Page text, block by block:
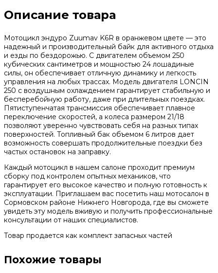
Описание товара
Мотоцикл эндуро Zuumav K6R в оранжевом цвете — это
надежный и производительный байк для активного отдыха
и езды по бездорожью. С двигателем объемом 250
кубических сантиметров и мощностью 24 лошадиные
силы, он обеспечивает отличную динамику и легкость
управления на любых трассах. Модель двигателя LONCIN
250 с воздушным охлаждением гарантирует стабильную и
бесперебойную работу, даже при длительных поездках.
Пятиступенчатая трансмиссия обеспечивает плавное
переключение скоростей, а колеса размером 21/18
позволяют уверенно чувствовать себя на разных типах
поверхностей. Топливный бак объемом 6 литров дает
возможность совершать продолжительные поездки без
частых остановок на заправку.
Каждый мотоцикл в нашем салоне проходит премиум
сборку под контролем опытных механиков, что
гарантирует его высокое качество и полную готовность к
эксплуатации. Приглашаем вас посетить наш мотосалон в
Сормовском районе Нижнего Новгорода, где вы сможете
увидеть эту модель вживую и получить профессиональные
консультации от наших специалистов.
Товар продается как комплект запасных частей
Похожие товары